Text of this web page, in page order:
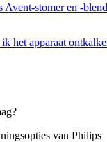
Avent-stomer en -
het apparaat
van Philips